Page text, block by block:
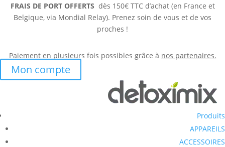
FRAIS DE PORT OFFERTS dès 150€ TTC d’achat (en France et
Belgique, via Mondial Relay). Prenez soin de vous et de vos
proches !
Paiement en plusieurs fois possibles grâce à nos partenaires.
Mon compte
Produits
APPAREILS
ACCESSOIRES